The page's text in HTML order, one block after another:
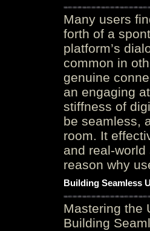
Many users
forth of a
platform’s
common in
genuine
an engaging
stiffness of
be seamless,
room. It
and real-
reason why
Building Seamless
Mastering the
Building